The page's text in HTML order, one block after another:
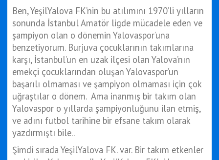
Ben, YeşilYalova FK’nin bu atılımını 1970’li yılların
sonunda İstanbul Amatör ligde mücadele eden ve
şampiyon olan o dönemin Yalovaspor’una
benzetiyorum. Burjuva çocuklarının takımlarına
karşı, İstanbul’un en uzak ilçesi olan Yalova’nın
emekçi çocuklarından oluşan Yalovaspor’un
başarılı olmaması ve şampiyon olmaması için çok
uğraştılar o dönem. Ama inanmış bir takım olan
Yalovaspor o yıllarda şampiyonluğunu ilan etmiş,
ve adını futbol tarihine bir efsane takım olarak
yazdırmıştı bile..
Şimdi sırada YeşilYalova FK. var. Bir takım etkenler